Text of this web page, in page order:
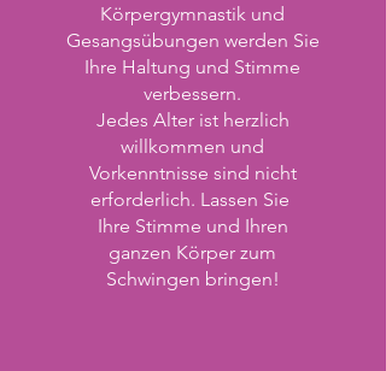
Körpergymnastik und
Gesangsübungen werden Sie
Ihre Haltung und Stimme
verbessern.
Jedes Alter ist herzlich
willkommen und
Vorkenntnisse sind nicht
erforderlich. Lassen Sie
Ihre Stimme und Ihren
ganzen Körper zum
Schwingen bringen!